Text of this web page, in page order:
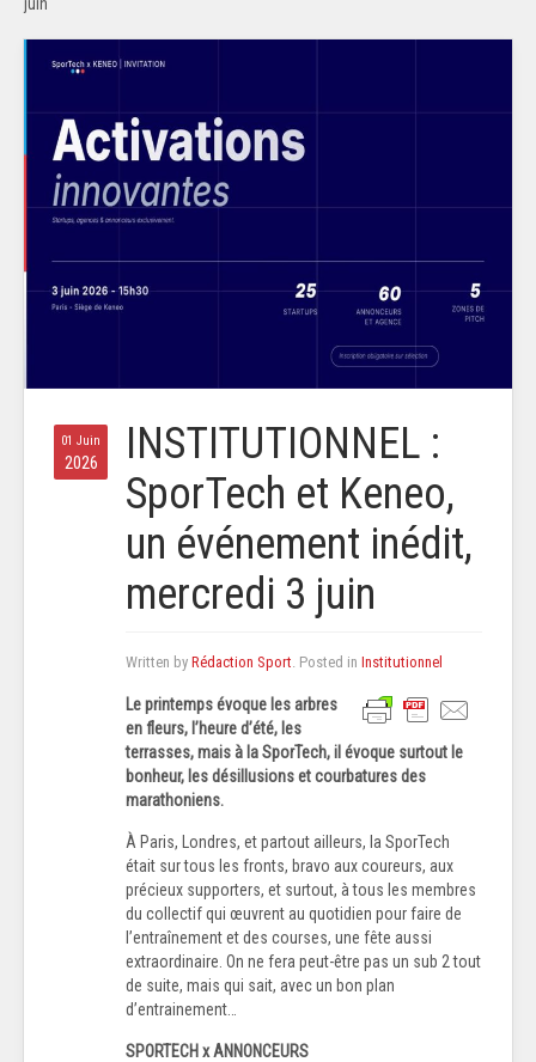
01 Juin
2026
INSTITUTIONNEL :
SporTech et Keneo,
un événement inédit,
mercredi 3 juin
Written by Rédaction Sport . Posted in Institutionnel
Le printemps évoque les arbres
en fleurs, l’heure d’été, les
terrasses, mais à la SporTech, il évoque surtout le
bonheur, les désillusions et courbatures des
marathoniens.
À Paris, Londres, et partout ailleurs, la SporTech
était sur tous les fronts, bravo aux coureurs, aux
précieux supporters, et surtout, à tous les membres
du collectif qui œuvrent au quotidien pour faire de
l’entraînement et des courses, une fête aussi
extraordinaire. On ne fera peut-être pas un sub 2 tout
de suite, mais qui sait, avec un bon plan
d’entrainement…
SPORTECH x ANNONCEURS